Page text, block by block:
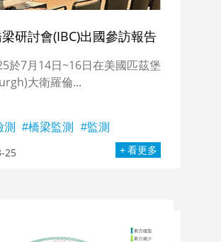
研討會(IBC)出國參訪報告
於7月14日~16日在美國匹茲堡
大衛羅倫...
測 橋梁監測 監測
25 看更多